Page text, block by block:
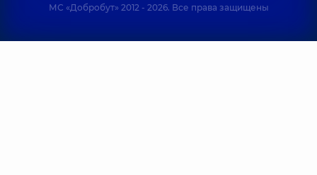
МС «Добробут» 2012 - 2026. Все права защищены